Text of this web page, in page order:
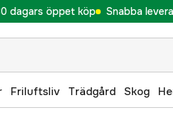
dagars öppet köp Snabba
Friluftsliv Trädgård Skog